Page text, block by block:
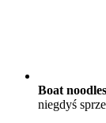
Boat noodles
niegdyś